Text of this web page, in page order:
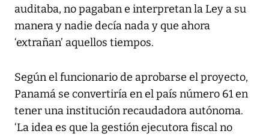
auditaba, no pagaban e interpretan la Ley a su
manera y nadie decía nada y que ahora
‘extrañan’ aquellos tiempos.
Según el funcionario de aprobarse el proyecto,
Panamá se convertiría en el país número 61 en
tener una institución recaudadora autónoma.
‘La idea es que la gestión ejecutora fiscal no